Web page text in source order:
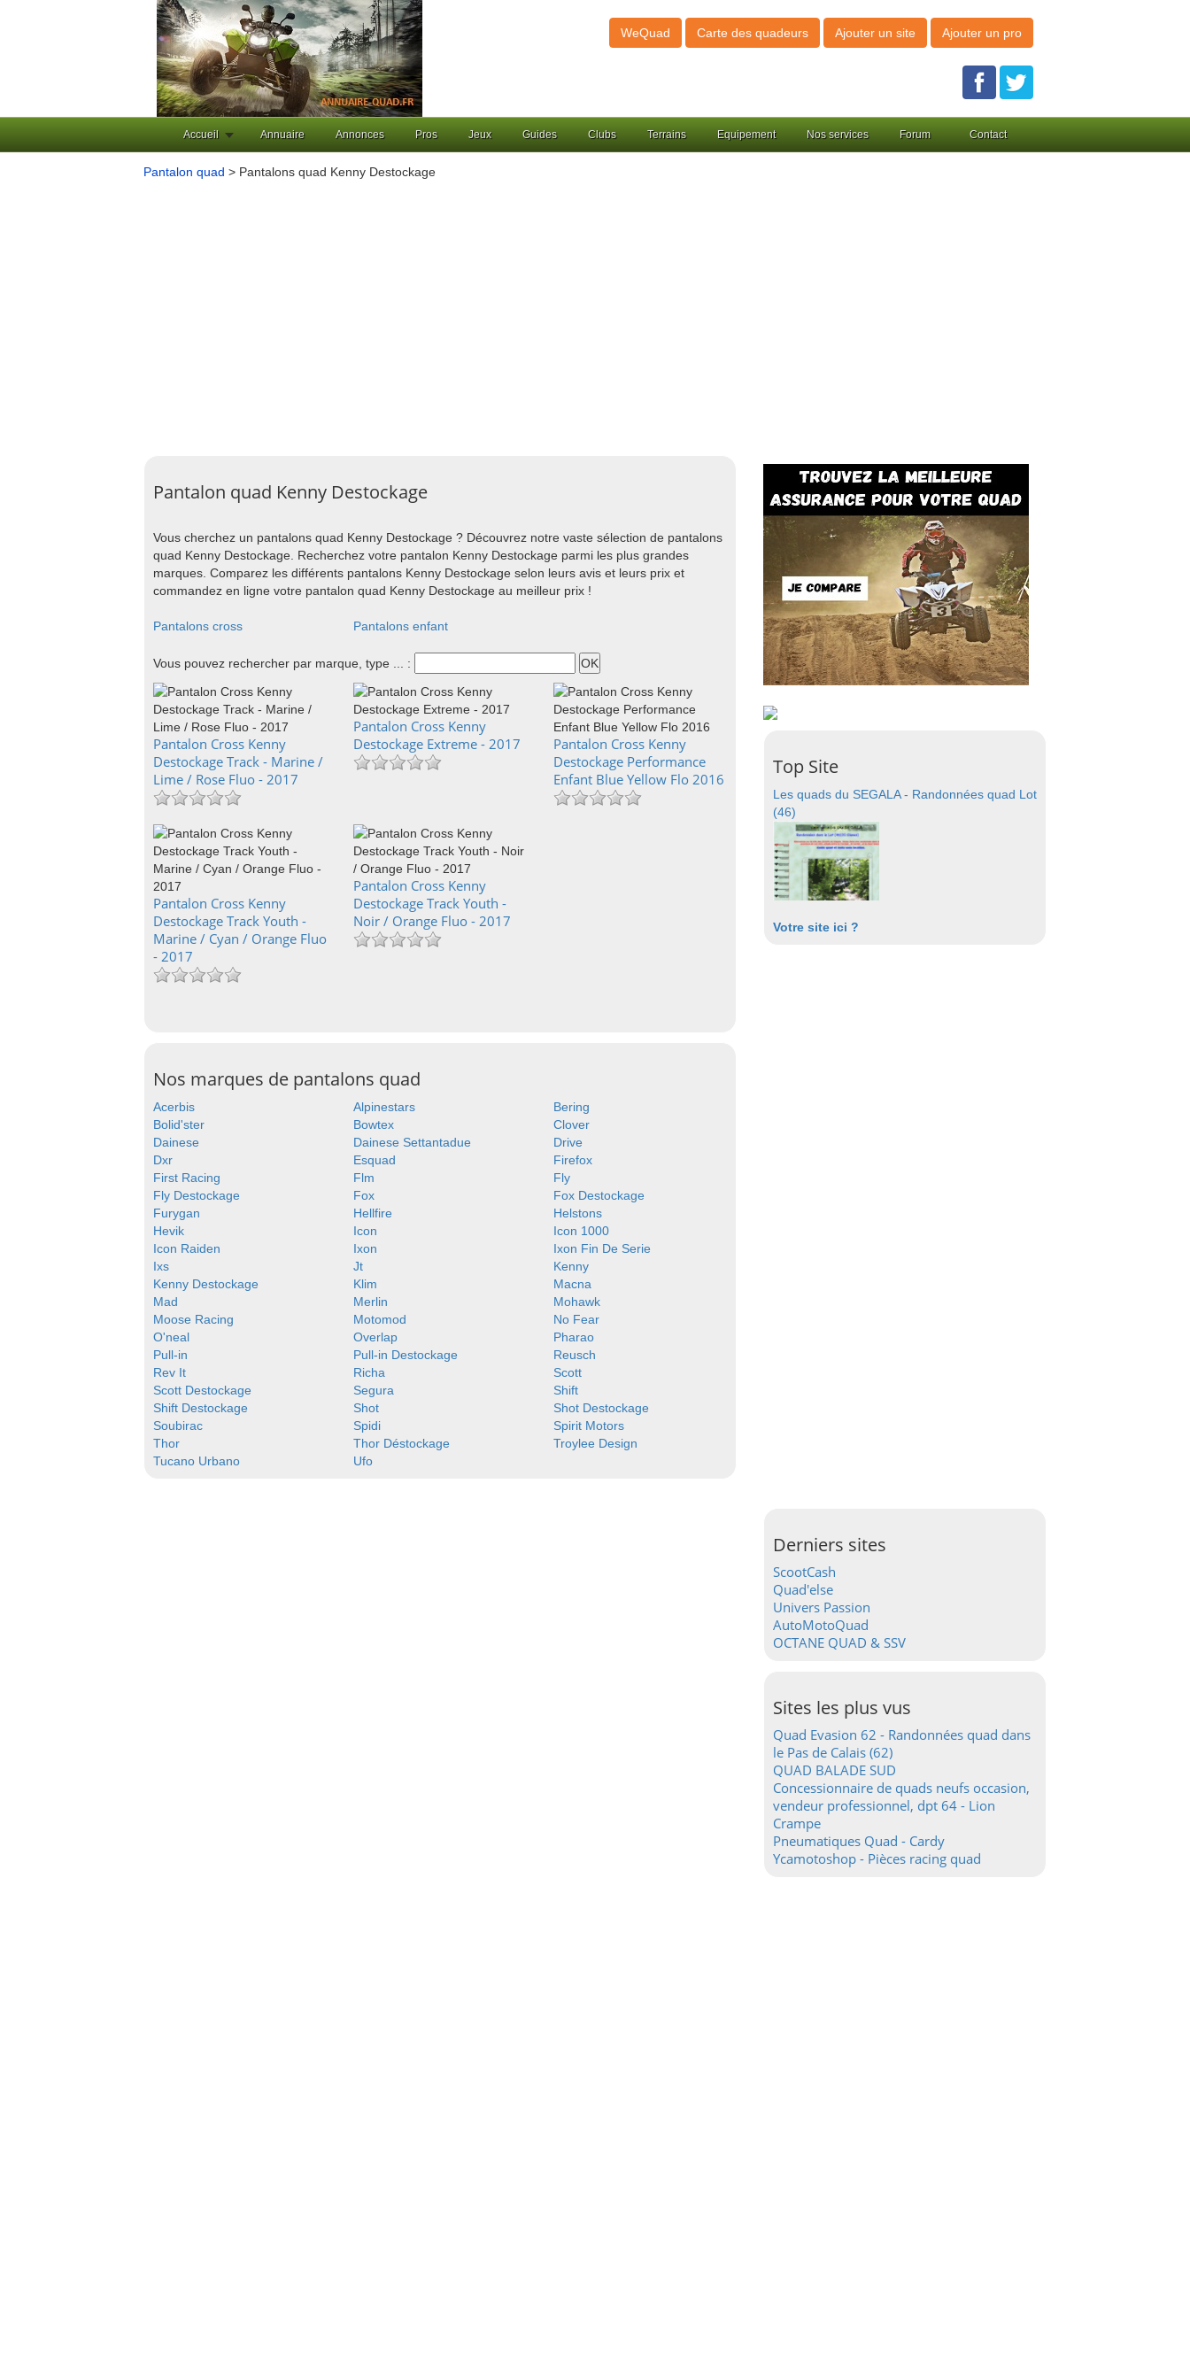
WeQuad Carte des quadeurs Ajouter un site Ajouter un pro
Accueil Annuaire Annonces Pros Jeux Guides Clubs Terrains Equipement Nos services Forum Contact
Pantalon quad > Pantalons quad Kenny Destockage
Pantalon quad Kenny Destockage
Vous cherchez un pantalons quad Kenny Destockage ? Découvrez notre vaste sélection de pantalons
quad Kenny Destockage. Recherchez votre pantalon Kenny Destockage parmi les plus grandes
marques. Comparez les différents pantalons Kenny Destockage selon leurs avis et leurs prix et
commandez en ligne votre pantalon quad Kenny Destockage au meilleur prix !
Pantalons cross Pantalons enfant
Vous pouvez rechercher par marque, type ... :
Pantalon Cross Kenny
Destockage Track - Marine /
Lime / Rose Fluo - 2017
Pantalon Cross Kenny
Destockage Extreme - 2017
Pantalon Cross Kenny
Destockage Performance
Enfant Blue Yellow Flo 2016
Pantalon Cross Kenny
Destockage Track Youth -
Marine / Cyan / Orange Fluo
- 2017
Pantalon Cross Kenny
Destockage Track Youth -
Noir / Orange Fluo - 2017
Nos marques de pantalons quad
Acerbis Alpinestars
Bering
Bolid'ster
Bowtex
Clover
Dainese
Dainese Settantadue
Drive
Dxr
Esquad
Firefox
First Racing
Flm
Fly
Fly Destockage
Fox
Fox Destockage
Furygan
Hellfire
Helstons
Hevik
Icon
Icon 1000
Icon Raiden
Ixon
Ixon Fin De Serie
Ixs
Jt
Kenny
Kenny Destockage
Klim
Macna
Mad
Merlin
Mohawk
Moose Racing
Motomod
No Fear
O'neal
Overlap
Pharao
Pull-in
Pull-in Destockage
Reusch
Rev It
Richa
Scott
Scott Destockage
Segura
Shift
Shift Destockage
Shot
Shot Destockage
Soubirac
Spidi
Spirit Motors
Thor
Thor Déstockage
Troylee Design
Tucano Urbano
Ufo
Top Site
Les quads du SEGALA - Randonnées quad Lot
(46)
Votre site ici ?
Derniers sites
ScootCash
Quad'else
Univers Passion
AutoMotoQuad
OCTANE QUAD & SSV
Sites les plus vus
Quad Evasion 62 - Randonnées quad dans
le Pas de Calais (62)
QUAD BALADE SUD
Concessionnaire de quads neufs occasion,
vendeur professionnel, dpt 64 - Lion
Crampe
Pneumatiques Quad - Cardy
Ycamotoshop - Pièces racing quad